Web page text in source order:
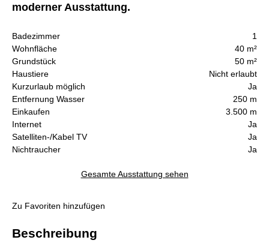
moderner Ausstattung.
Badezimmer
1
Wohnfläche
40 m²
Grundstück
50 m²
Haustiere
Nicht erlaubt
Kurzurlaub möglich
Ja
Entfernung Wasser
250 m
Einkaufen
3.500 m
Internet
Ja
Satelliten-/Kabel TV
Ja
Nichtraucher
Ja
Gesamte Ausstattung sehen
Zu Favoriten hinzufügen
Beschreibung